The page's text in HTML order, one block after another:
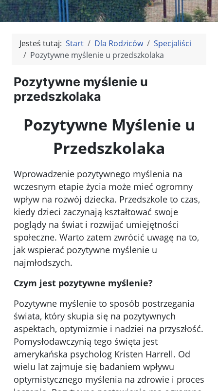
Jesteś tutaj: Start Dla Rodziców
Specjaliści
Pozytywne myślenie u przedszkolaka
Pozytywne myślenie u
przedszkolaka
Pozytywne Myślenie u
Przedszkolaka
Wprowadzenie pozytywnego myślenia na
wczesnym etapie życia może mieć ogromny
wpływ na rozwój dziecka. Przedszkole to czas,
kiedy dzieci zaczynają kształtować swoje
poglądy na świat i rozwijać umiejętności
społeczne. Warto zatem zwrócić uwagę na to,
jak wspierać pozytywne myślenie u
najmłodszych.
Czym jest pozytywne myślenie?
Pozytywne myślenie to sposób postrzegania
świata, który skupia się na pozytywnych
aspektach, optymizmie i nadziei na przyszłość.
Pomysłodawczynią tego święta jest
amerykańska psycholog Kristen Harrell. Od
wielu lat zajmuje się badaniem wpływu
optymistycznego myślenia na zdrowie i proces